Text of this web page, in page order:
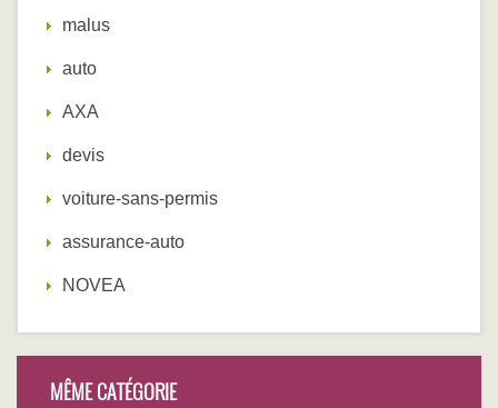
malus
auto
AXA
devis
voiture-sans-permis
assurance-auto
NOVEA
MÊME CATÉGORIE